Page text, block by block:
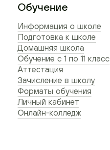
Обучение
Информация о школе
Подготовка к школе
Домашняя школа
Обучение с 1 по 11 класс
Аттестация
Зачисление в школу
Форматы обучения
Личный кабинет
Онлайн-колледж